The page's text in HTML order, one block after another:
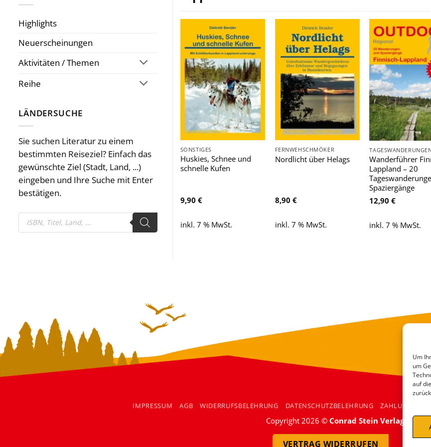
Um
um
auf
Highlights
Neuerscheinungen
Aktivitäten / Themen
Reihe
LÄNDERSUCHE
Sie suchen Literatur zu einem
bestimmten Reiseziel? Einfach das
gewünschte Ziel (Stadt, Land, ...)
eingeben und Ihre Suche mit Enter
bestätigen.
Products
search
Zu
Wunschliste
hinzufügen
SONSTIGES
Huskies, Schnee und
schnelle Kufen
9,90 €
inkl. 7 % MwSt.
Zu
Wunschliste
hinzufügen
FERNWEHSCHMÖKER
Nordlicht über Helags
8,90 €
inkl. 7 % MwSt.
Wanderführer
Lappland – 20
Spaziergänge
12,90€
inkl. 7 % MwSt.
IMPRESSUM AGB WIDERRUFSBELEHRUNG DATENSCHUTZBELEHRUNG
Copyright 2026 © Conrad Stein Verlag
VERTRAG WIDERRUFEN